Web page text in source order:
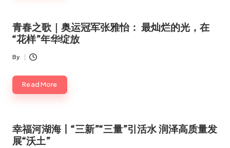
青春之歌｜奥运冠军张雅怡： 最灿烂的光，在
“花样”年华绽放
Posted
By
Read More
幸福河湖海丨“三新”“三量”引活水 润泽高质量发
展“沃土”